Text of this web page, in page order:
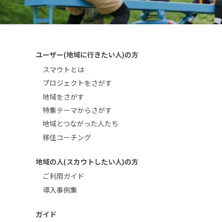
ユーザー(地域に行きたい人)の方
スマウトとは
プロジェクトをさがす
地域をさがす
特集テーマからさがす
地域とつながった人たち
移住コーチング
地域の人(スカウトしたい人)の方
ご利用ガイド
導入事例集
ガイド